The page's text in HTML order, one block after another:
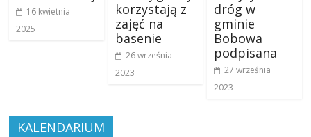
16 kwietnia
2025
korzystają z
zajęć na
basenie
26 września
2023
dróg w
gminie
Bobowa
podpisana
27 września
2023
KALENDARIUM